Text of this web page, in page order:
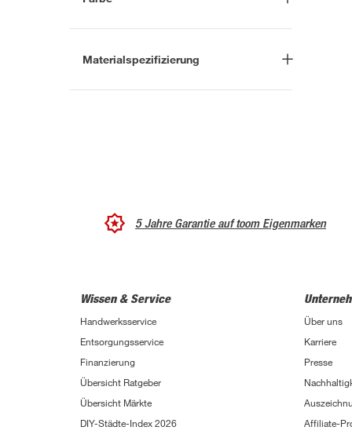
Gelb (3)
Gold
Materialspezifizierung
A2L (1)
5 Jahre Garantie auf toom Eigenmarken
Wissen & Service
Handwerksservice
Entsorgungsservice
Finanzierung
Übersicht Ratgeber
Übersicht Märkte
DIY-Städte-Index 2026
Über uns
Karriere
Presse
Affiliate-